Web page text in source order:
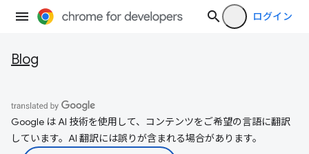
ログイン
Blog
Google は AI 技術を使用して、コンテンツをご希望の言語に翻訳
しています。AI 翻訳には誤りが含まれる場合があります。